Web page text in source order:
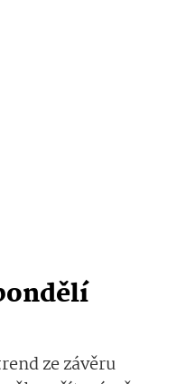
ze závěru